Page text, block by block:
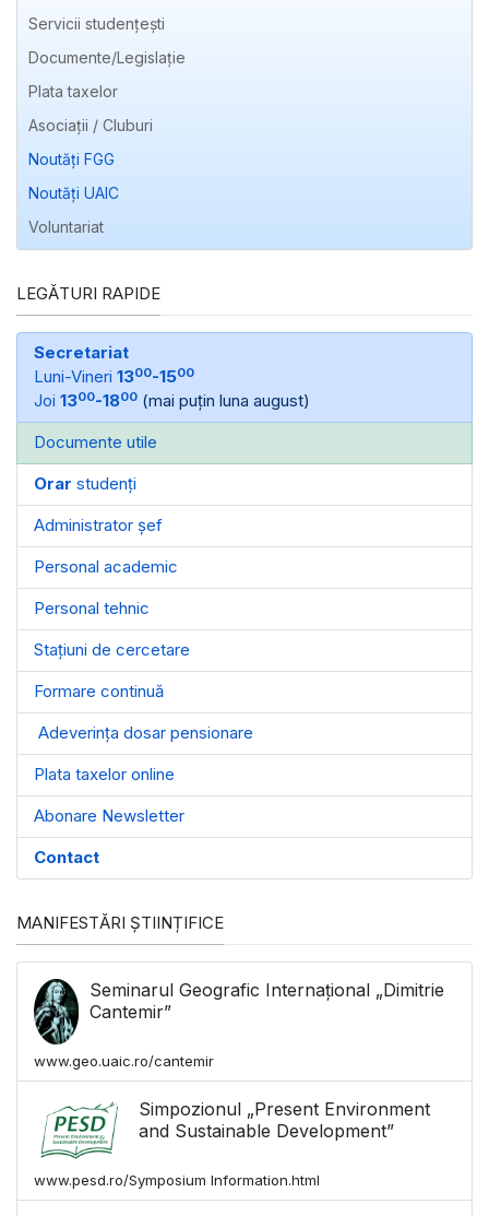
Servicii studențești
Documente/Legislație
Plata taxelor
Asociații / Cluburi
Noutăți FGG
Noutăți UAIC
Voluntariat
LEGĂTURI RAPIDE
Secretariat
Luni-Vineri 1300-1500
Joi 1300-1800 (mai puțin luna august)
Documente utile
Orar studenți
Administrator șef
Personal academic
Personal tehnic
Stațiuni de cercetare
Formare continuă
Adeverința dosar pensionare
Plata taxelor online
Abonare Newsletter
Contact
MANIFESTĂRI ȘTIINȚIFICE
Seminarul Geografic Internațional „Dimitrie
Cantemir”
www.geo.uaic.ro/cantemir
Simpozionul „Present Environment
and Sustainable Development”
www.pesd.ro/Symposium Information.html